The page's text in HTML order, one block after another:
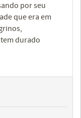
por seu
que era em
durado